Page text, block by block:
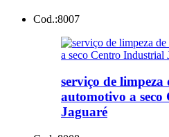
Cod.:8007
serviço de limpeza
automotivo a
Jaguaré